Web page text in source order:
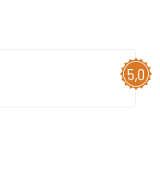
5,0